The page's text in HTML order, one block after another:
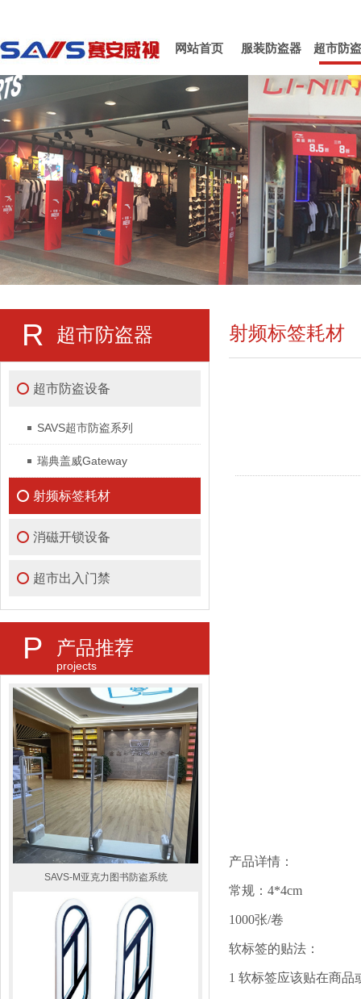
网站首页 服装防盗器 超市防
R 超市防盗器
超市防盗设备
SAVS超市防盗系列
瑞典盖威Gateway
射频标签耗材
消磁开锁设备
超市出入门禁
P 产品推荐
projects
SAVS-M亚克力图书防盗系统
射频标签耗材
产品详情：
常规： 4*4cm
1000张/卷
软标签的贴法：
1 软标签应该贴在商